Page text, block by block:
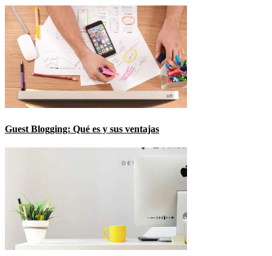
Guest Blogging: Qué es y sus ventajas